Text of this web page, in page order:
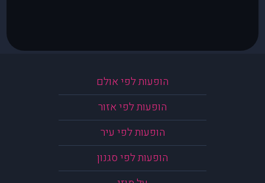
הופעות לפי אולם
הופעות לפי אזור
הופעות לפי עיר
הופעות לפי סגנון